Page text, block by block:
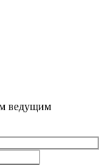
ведущим